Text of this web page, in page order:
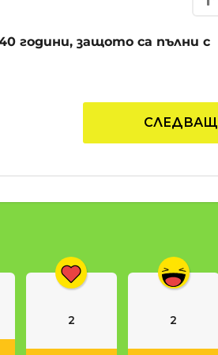
години, защото са пълни с
СЛЕДВАЩ
2 2